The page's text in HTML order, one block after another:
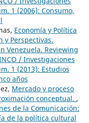
1 (2006): Consumo,
Economía y Política
y Perspectivas.
Venezuela. Reviewing
/ Investigaciones
1 (2013): Estudios
años
Mercado y proceso
conceptual. ,
de la Comunicación:
de la política cultural